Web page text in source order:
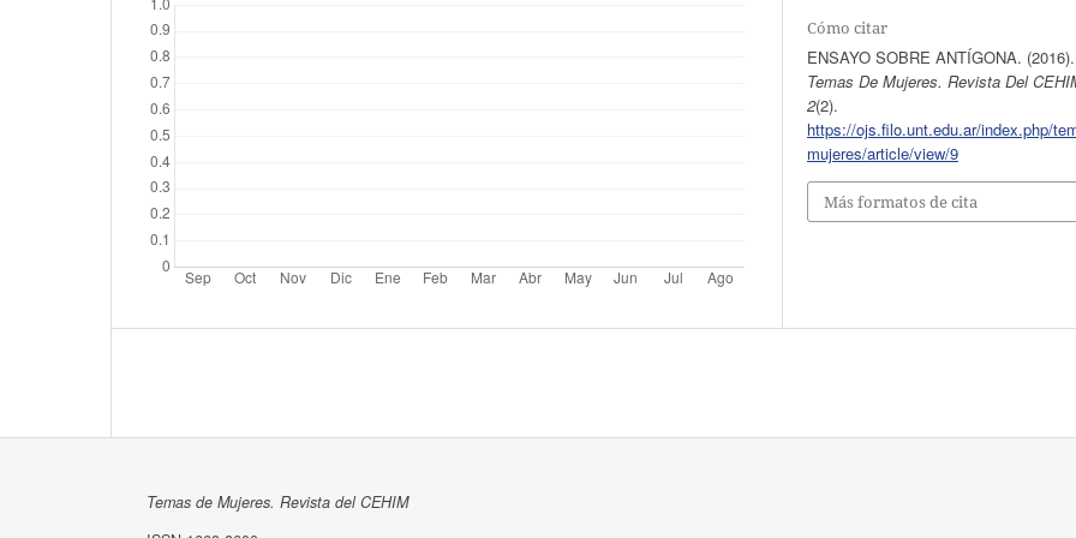
Cómo citar
ENSAYO SOBRE ANTÍGONA. (2016).
Temas De Mujeres. Revista Del
2(2).
https://ojs.filo.unt.edu.ar/index.php/
mujeres/article/view/9
Más formatos de cita
Temas de Mujeres. Revista del CEHIM